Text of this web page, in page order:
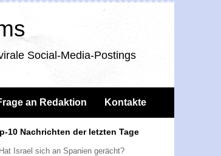
Social-Media-Postings
an Redaktion Kontakte
10 Nachrichten der letzten Tage
Hat Israel sich an Spanien gerächt?